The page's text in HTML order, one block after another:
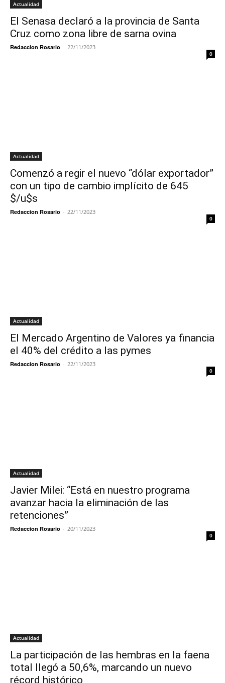
Actualidad
El Senasa declaró a la provincia de Santa
Cruz como zona libre de sarna ovina
Redaccion Rosario - 22/11/2023
0
Actualidad
Comenzó a regir el nuevo “dólar exportador”
con un tipo de cambio implícito de 645
$/u$s
Redaccion Rosario - 22/11/2023
0
Actualidad
El Mercado Argentino de Valores ya financia
el 40% del crédito a las pymes
Redaccion Rosario - 22/11/2023
0
Actualidad
Javier Milei: “Está en nuestro programa
avanzar hacia la eliminación de las
retenciones”
Redaccion Rosario - 20/11/2023
0
Actualidad
La participación de las hembras en la faena
total llegó a 50,6%, marcando un nuevo
récord histórico